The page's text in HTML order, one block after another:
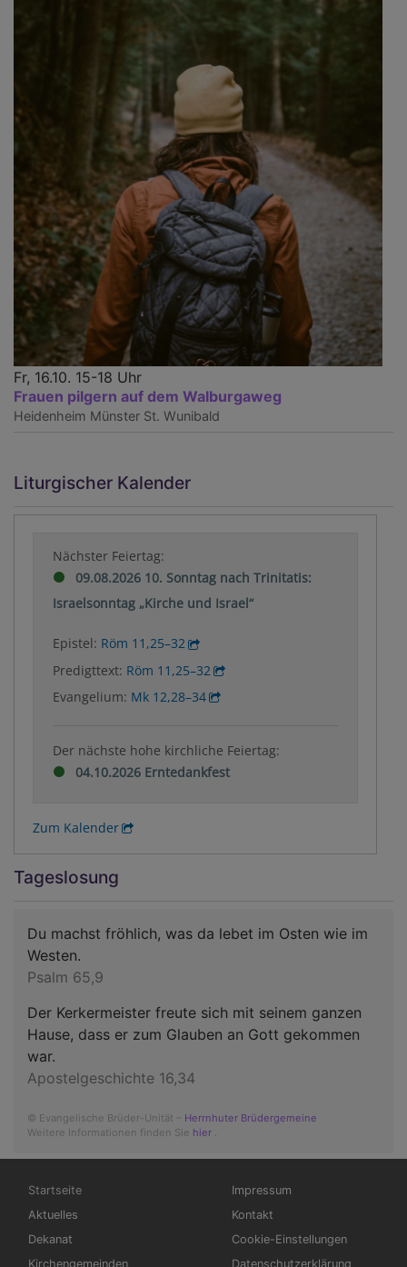
Fr, 16.10. 15-18 Uhr
Frauen pilgern auf dem Walburgaweg
Heidenheim Münster St. Wunibald
Liturgischer Kalender
Nächster Feiertag:
09.08.2026 10. Sonntag nach Trinitatis:
Israelsonntag „Kirche und Israel“
Epistel: Röm 11,25–32
Predigttext: Röm 11,25–32
Evangelium: Mk 12,28–34
Der nächste hohe kirchliche Feiertag:
04.10.2026 Erntedankfest
Zum Kalender
Tageslosung
Du machst fröhlich, was da lebet im Osten wie im
Westen.
Psalm 65,9
Der Kerkermeister freute sich mit seinem ganzen
Hause, dass er zum Glauben an Gott gekommen
war.
Apostelgeschichte 16,34
© Evangelische Brüder-Unität – Herrnhuter Brüdergemeine
Weitere Informationen finden Sie hier
Hauptnavigation
Startseite
Aktuelles
Dekanat
Kirchengemeinden
Fußbereichsmenü
Impressum
Kontakt
Cookie-Einstellungen
Datenschutzerklärung